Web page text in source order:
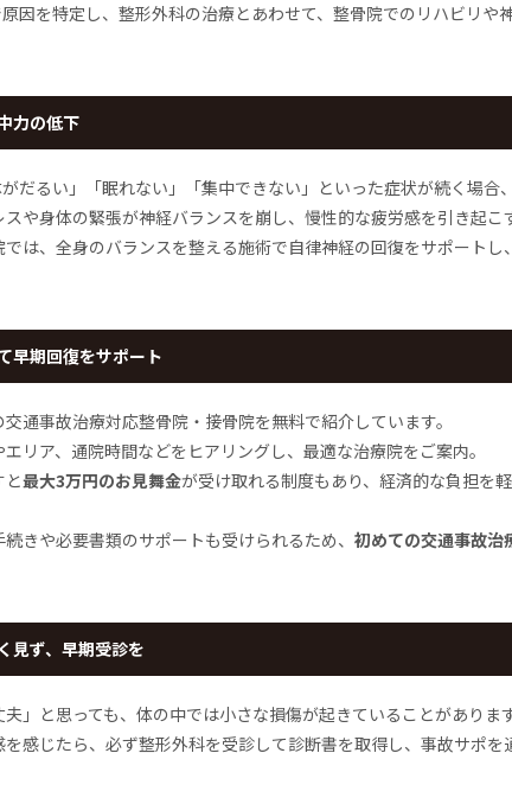
因を特定し、整形外科の治療とあわせて、整骨院でのリハビリや
力の低下
だるい」「眠れない」「集中できない」といった症状が続く場合、
や身体の緊張が神経バランスを崩し、慢性的な疲労感を引き起こ
は、全身のバランスを整える施術で自律神経の回復をサポート
早期回復をサポート
通事故治療対応整骨院・接骨院を無料で紹介しています。
リア、通院時間などをヒアリングし、最適な治療院をご案内。
と最大3万円のお見舞金が受け取れる制度もあり、経済的な負担を
きや必要書類のサポートも受けられるため、 初めての交通事故治
見ず、早期受診を
」と思っても、体の中では小さな損傷が起きていることがあります
感じたら、必ず整形外科を受診して診断書を取得し、事故サポ